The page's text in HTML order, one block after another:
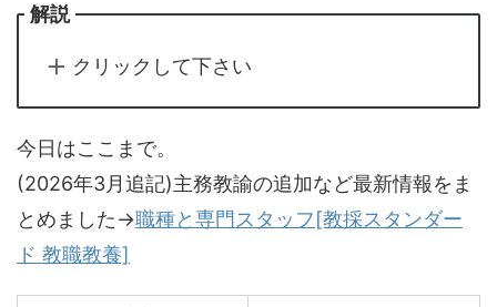
解説
クリックして下さい
今日はここまで。
(2026年3月追記)主務教諭の追加など最新情報をま
とめました→職種と専門スタッフ[教採スタンダー
ド 教職教養]